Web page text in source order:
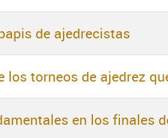
de ajedrecistas
los torneos de ajedrez
en los finales